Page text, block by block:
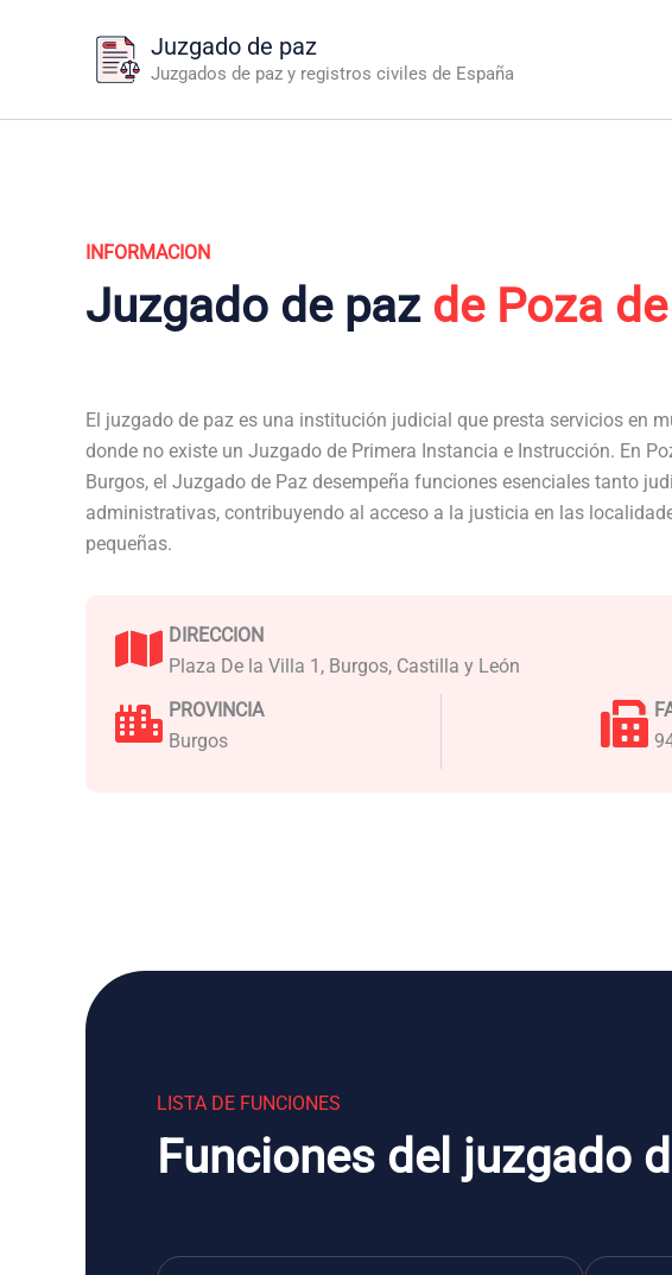
Juzgado de paz
Juzgados de paz y registros civiles de España
INFORMACION
Juzgado de paz de Poza
El juzgado de paz es una institución judicial que presta servicios en
donde no existe un Juzgado de Primera Instancia e Instrucción. En
Burgos, el Juzgado de Paz desempeña funciones esenciales tanto
administrativas, contribuyendo al acceso a la justicia en las
pequeñas.
DIRECCION
Plaza De la Villa 1, Burgos, Castilla y León
PROVINCIA
Burgos
LISTA DE FUNCIONES
Funciones del juzgado